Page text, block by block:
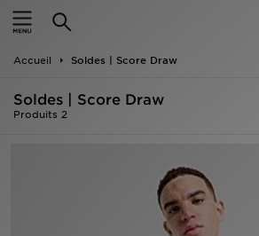
Accueil Soldes | Score Draw
Soldes | Score Draw
Produits 2
Accueil
Homme